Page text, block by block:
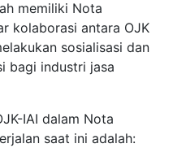
memiliki Nota
kolaborasi antara OJK
sosialisasi dan
bagi industri jasa
IAI dalam Nota
saat ini adalah: